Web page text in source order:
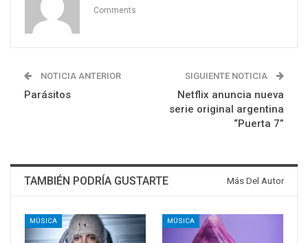
Comments
NOTICIA ANTERIOR
Parásitos
SIGUIENTE NOTICIA
Netflix anuncia nueva
serie original argentina
“Puerta 7”
TAMBIÉN PODRÍA GUSTARTE Más Del Autor
MÚSICA MÚSICA